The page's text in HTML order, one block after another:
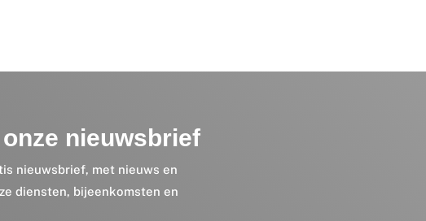
nieuwsbrief
nieuwsbrief, met nieuws en
diensten, bijeenkomsten en